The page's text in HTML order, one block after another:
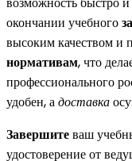
окончании учебного
высоким качеством и
нормативам, что
профессионального
удобен, адоставка
Завершитеваш
удостоверение от